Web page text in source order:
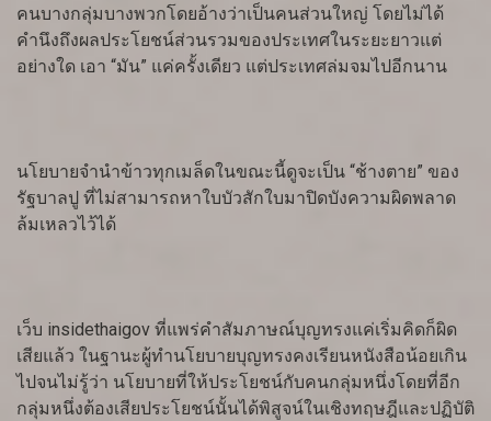
คนบางกลุ่มบางพวกโดยอ้างว่าเป็นคนส่วนใหญ่ โดยไม่ได้
คำนึงถึงผลประโยชน์ส่วนรวมของประเทศในระยะยาวแต่
อย่างใด เอา “มัน” แค่ครั้งเดียว แต่ประเทศล่มจมไปอีกนาน
นโยบายจำนำข้าวทุกเมล็ดในขณะนี้ดูจะเป็น “ช้างตาย” ของ
รัฐบาลปู ที่ไม่สามารถหาใบบัวสักใบมาปิดบังความผิดพลาด
ล้มเหลวไว้ได้
เว็บ insidethaigov ที่แพร่คำสัมภาษณ์บุญทรงแค่เริ่มคิดก็ผิด
เสียแล้ว ในฐานะผู้ทำนโยบายบุญทรงคงเรียนหนังสือน้อยเกิน
ไปจนไม่รู้ว่า นโยบายที่ให้ประโยชน์กับคนกลุ่มหนึ่งโดยที่อีก
กลุ่มหนึ่งต้องเสียประโยชน์นั้นได้พิสูจน์ในเชิงทฤษฎีและปฏิบัติ